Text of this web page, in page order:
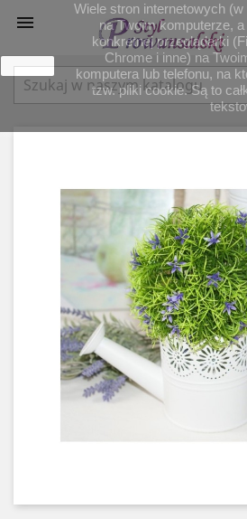

zamknij
Wiele stron internetowych
na Twoim komputerze,
konkretnej przeglądarki
Chrome i inne) na
komputera lub telefonu, na
tzw. pliki cookie. Są to